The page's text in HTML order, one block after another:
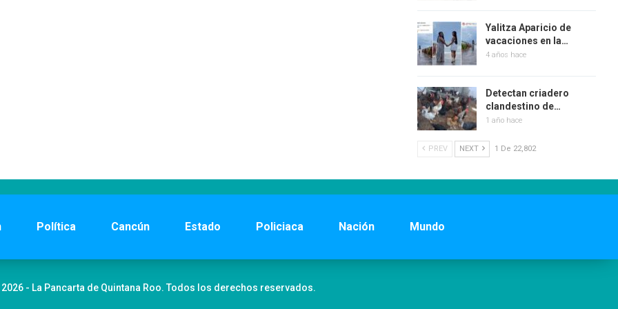
Yalitza Aparicio de
vacaciones en la…
4 años hace
Detectan criadero
clandestino de…
1 año hace
PREV NEXT 1 De 22,802
Política Cancún Estado Policiaca Nación Mundo
- La Pancarta de Quintana Roo. Todos los derechos reservados.